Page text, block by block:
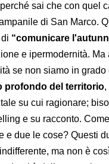
sai che con quel
di San Marco.
“comunicare
e ipermodernità. Ma
se non siamo in grado
profondo del territorio,
su cui ragionare;
e su racconto.
e due le cose? Questi
ma non è